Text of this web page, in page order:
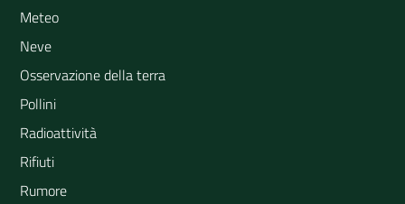
Meteo
Neve
Osservazione della terra
Pollini
Radioattività
Rifiuti
Rumore